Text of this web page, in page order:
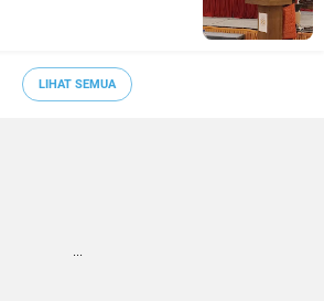
LIHAT SEMUA
...